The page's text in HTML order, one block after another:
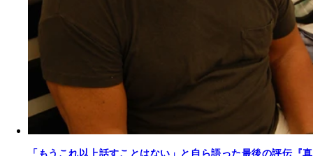
「もうこれ以上話すことはない」と自ら語った最後の評伝『真